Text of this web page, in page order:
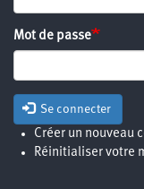
Mot de passe
Se connecter
Créer un nouveau
Réinitialiser votre